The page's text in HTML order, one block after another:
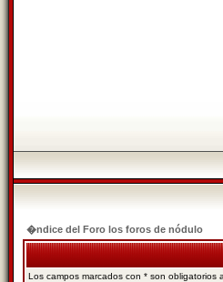
�ndice del Foro los foros de nódulo
Los campos marcados con * son obligatorios